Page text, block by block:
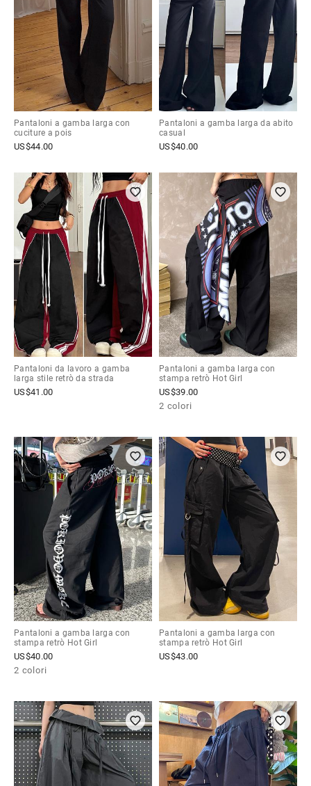
Pantaloni a gamba larga con
cuciture a pois
US$44.00
Pantaloni a gamba larga da abito
casual
US$40.00
Pantaloni da lavoro a gamba
larga stile retrò da strada
US$41.00
Pantaloni a gamba larga con
stampa retrò Hot Girl
US$39.00
2 colori
Pantaloni a gamba larga con
stampa retrò Hot Girl
US$40.00
2 colori
Pantaloni a gamba larga con
stampa retrò Hot Girl
US$43.00